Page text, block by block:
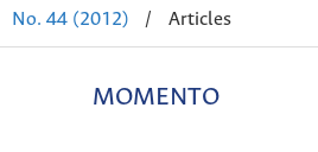
No. 44 (2012) / Articles
MOMENTO